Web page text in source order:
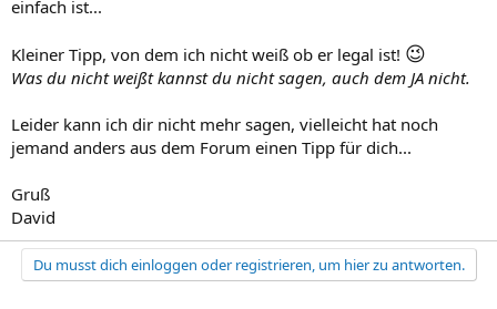
einfach ist...
Kleiner Tipp, von dem ich nicht weiß ob er legal ist! 😉
Was du nicht weißt kannst du nicht sagen, auch dem JA nicht.
Leider kann ich dir nicht mehr sagen, vielleicht hat noch
jemand anders aus dem Forum einen Tipp für dich...
Gruß
David
Du musst dich einloggen oder registrieren, um hier zu antworten.